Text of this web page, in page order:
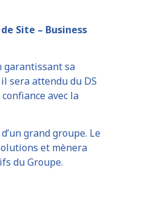
Site – Business
garantissant sa
sera attendu du DS
avec la
grand groupe. Le
et mènera
du Groupe.